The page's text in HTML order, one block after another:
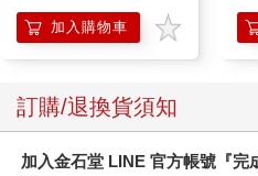
加入購物車
訂購/退換貨須知
加入金石堂 LINE 官方帳號『完